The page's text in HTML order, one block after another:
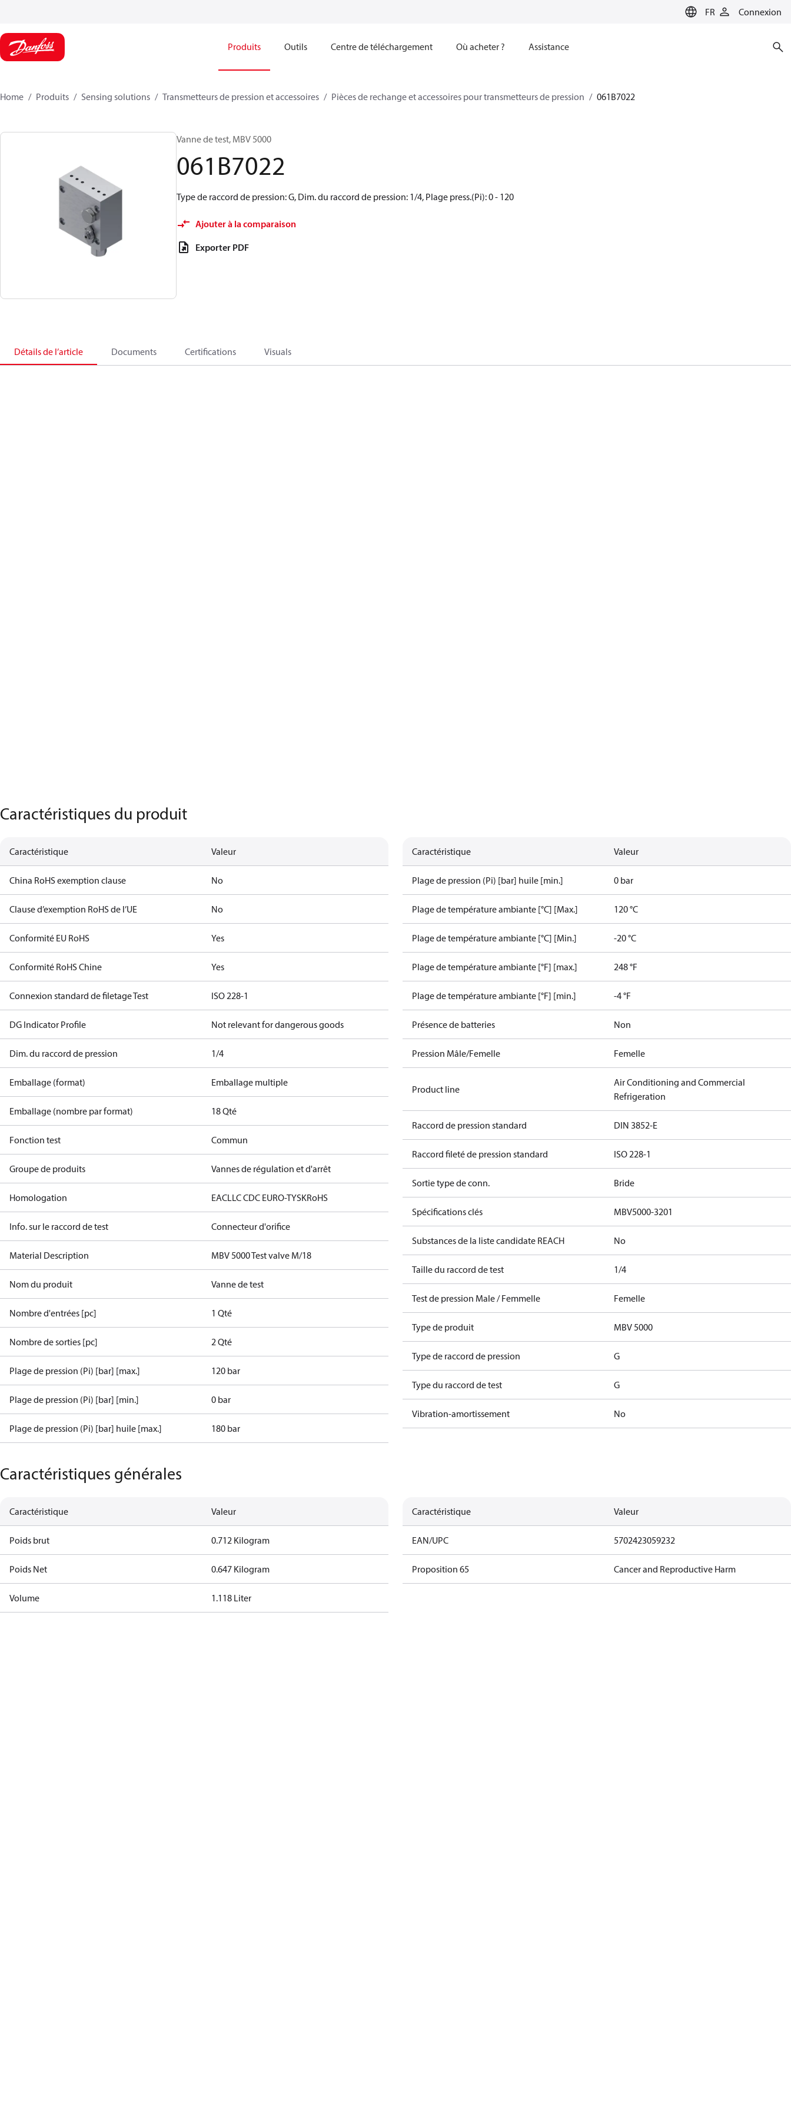
FR Connexion
Produits Outils Centre de téléchargement Où acheter ? Assistance
Home Produits Sensing solutions Transmetteurs de pression et accessoires Pièces de rechange et accessoires pour transmetteurs de pression 061B7022
Vanne de test, MBV 5000
061B7022
Type de raccord de pression: G, Dim. du raccord de pression: 1/4, Plage press.(Pi): 0 - 120
Ajouter à la comparaison
Exporter PDF
Détails de l’article Documents Certifications Visuals
Caractéristiques du produit
Caractéristique Valeur
China RoHS exemption clause No
Clause d’exemption RoHS de l’UE No
Conformité EU RoHS Yes
Conformité RoHS Chine Yes
Connexion standard de filetage Test ISO 228-1
DG Indicator Profile Not relevant for dangerous goods
Dim. du raccord de pression 1/4
Emballage (format) Emballage multiple
Emballage (nombre par format) 18 Qté
Fonction test Commun
Groupe de produits Vannes de régulation et d'arrêt
Homologation EACLLC CDC EURO-TYSKRoHS
Info. sur le raccord de test Connecteur d'orifice
Material Description MBV 5000 Test valve M/18
Nom du produit Vanne de test
Nombre d'entrées [pc] 1 Qté
Nombre de sorties [pc] 2 Qté
Plage de pression (Pi) [bar] [max.] 120 bar
Plage de pression (Pi) [bar] [min.] 0 bar
Plage de pression (Pi) [bar] huile [max.] 180 bar
Caractéristique Valeur
Plage de pression (Pi) [bar] huile [min.] 0 bar
Plage de température ambiante [°C] [Max.] 120 °C
Plage de température ambiante [°C] [Min.] -20 °C
Plage de température ambiante [°F] [max.] 248 °F
Plage de température ambiante [°F] [min.] -4 °F
Présence de batteries Non
Pression Mâle/Femelle Femelle
Product line
Air Conditioning and Commercial
Refrigeration
Raccord de pression standard DIN 3852-E
Raccord fileté de pression standard ISO 228-1
Sortie type de conn. Bride
Spécifications clés MBV5000-3201
Substances de la liste candidate REACH No
Taille du raccord de test 1/4
Test de pression Male / Femmelle Femelle
Type de produit MBV 5000
Type de raccord de pression G
Type du raccord de test G
Vibration-amortissement No
Caractéristiques générales
Caractéristique Valeur
Poids brut 0.712 Kilogram
Poids Net 0.647 Kilogram
Volume 1.118 Liter
Caractéristique Valeur
EAN/UPC 5702423059232
Proposition 65 Cancer and Reproductive Harm